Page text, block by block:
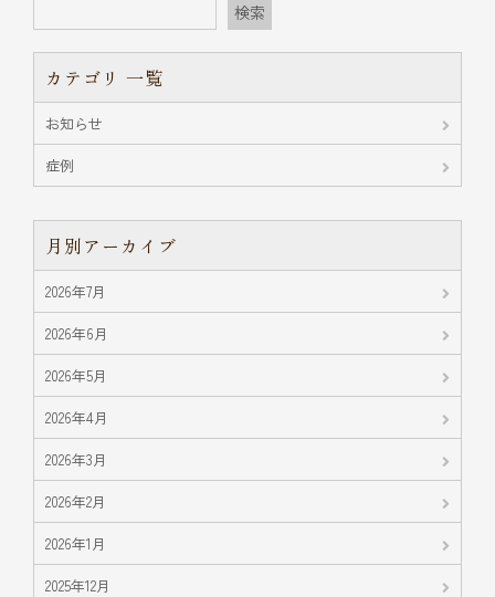
検索
カテゴリ 一覧
お知らせ
症例
月別アーカイブ
2026年7月
2026年6月
2026年5月
2026年4月
2026年3月
2026年2月
2026年1月
2025年12月